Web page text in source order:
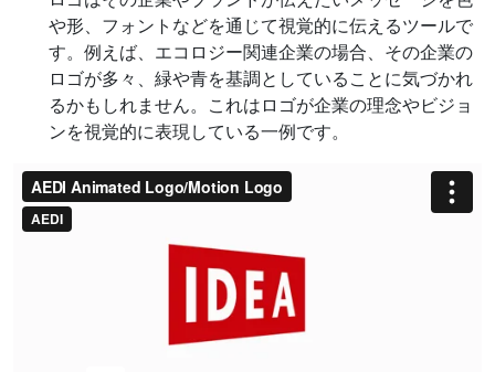
や形、フォントなどを通じて視覚的に伝えるツールで
す。例えば、エコロジー関連企業の場合、その企業の
ロゴが多々、緑や青を基調としていることに気づかれ
るかもしれません。これはロゴが企業の理念やビジョ
ンを視覚的に表現している一例です。